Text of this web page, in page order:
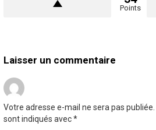
Points
Laisser un commentaire
Votre adresse e-mail ne sera pas publiée.
sont indiqués avec*